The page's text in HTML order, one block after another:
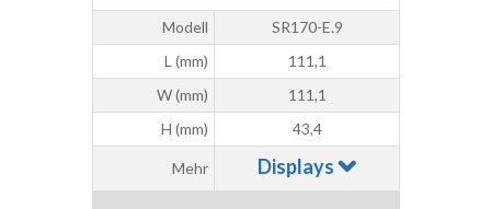
Modell
SR170-E.9
L (mm)
111,1
W (mm)
111,1
H (mm)
43,4
Mehr Displays